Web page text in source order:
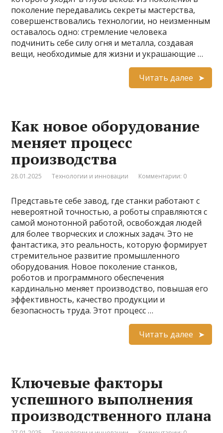
поколение передавались секреты мастерства,
совершенствовались технологии, но неизменным
оставалось одно: стремление человека
подчинить себе силу огня и металла, создавая
вещи, необходимые для жизни и украшающие …
Читать далее
Как новое оборудование
меняет процесс
производства
28.01.2025 Технологии и инновации Комментарии: 0
Представьте себе завод, где станки работают с
невероятной точностью, а роботы справляются с
самой монотонной работой, освобождая людей
для более творческих и сложных задач. Это не
фантастика, это реальность, которую формирует
стремительное развитие промышленного
оборудования. Новое поколение станков,
роботов и программного обеспечения
кардинально меняет производство, повышая его
эффективность, качество продукции и
безопасность труда. Этот процесс …
Читать далее
Ключевые факторы
успешного выполнения
производственного плана